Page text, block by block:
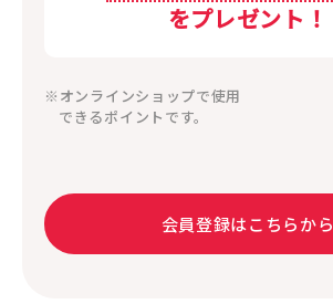
をプレゼント！
※オンラインショップで使用
できるポイントです。
会員登録はこちらから